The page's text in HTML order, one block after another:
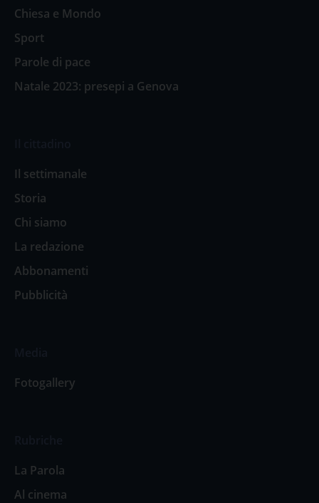
Chiesa e Mondo
Sport
Parole di pace
Natale 2023: presepi a Genova
Il settimanale
Storia
Chi siamo
La redazione
Abbonamenti
Pubblicità
Fotogallery
La Parola
Al cinema